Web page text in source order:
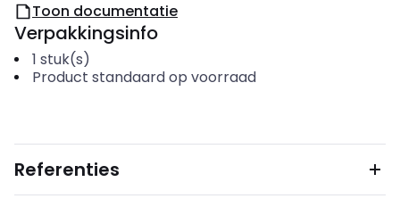
Toon documentatie
Verpakkingsinfo
1 stuk(s)
Product standaard op voorraad
Referenties